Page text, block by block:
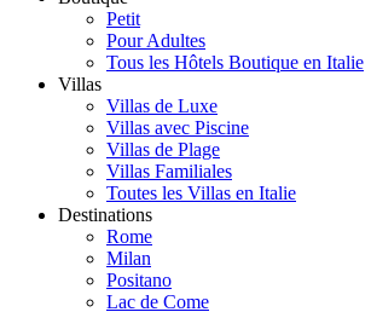
Petit
Pour Adultes
Tous les Hôtels Boutique en Italie
Villas
Villas de Luxe
Villas avec Piscine
Villas de Plage
Villas Familiales
Toutes les Villas en Italie
Destinations
Rome
Milan
Positano
Lac de Come